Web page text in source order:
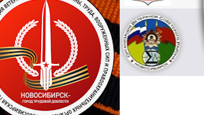
Организация
Пенсионеров
Военной
и